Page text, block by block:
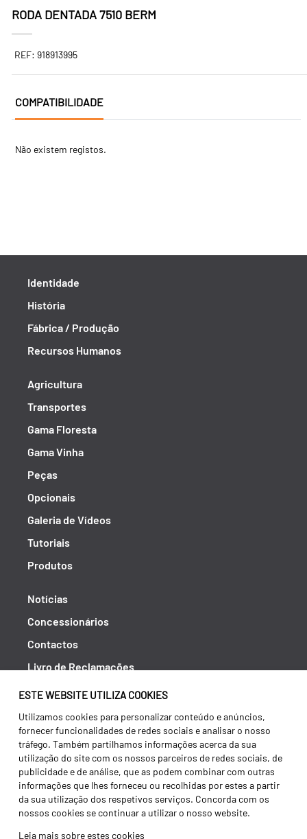
ESTE WEBSITE UTILIZA COOKIES
Utilizamos cookies para personalizar conteúdo e anúncios,
fornecer funcionalidades de redes sociais e analisar o nosso
tráfego. Também partilhamos informações acerca da sua
utilização do site com os nossos parceiros de redes sociais, de
publicidade e de análise, que as podem combinar com outras
informações que lhes forneceu ou recolhidas por estes a partir
da sua utilização dos respetivos serviços. Concorda com os
nossos cookies se continuar a utilizar o nosso website.
Leia mais sobre estes cookies
RODA DENTADA 7510 BERM
REF: 918913995
COMPATIBILIDADE
Não existem registos.
Identidade
História
Fábrica / Produção
Recursos Humanos
Agricultura
Transportes
Gama Floresta
Gama Vinha
Peças
Opcionais
Galeria de Vídeos
Tutoriais
Produtos
Notícias
Concessionários
Contactos
Livro de Reclamações
Política de Privacidade
Canal de Denúncias (RGPC)
Termos e condições